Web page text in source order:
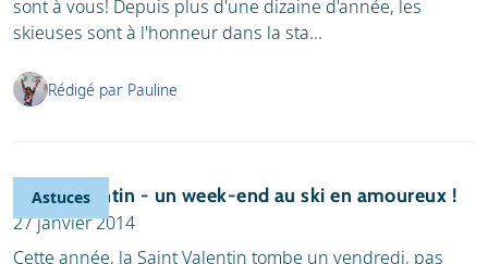
sont à vous! Depuis plus d'une dizaine d'année, les
skieuses sont à l'honneur dans la sta...
Rédigé par Pauline
Astuces
Saint Valentin - un week-end au ski en amoureux !
27 janvier 2014
Cette année, la Saint Valentin tombe un vendredi, pas